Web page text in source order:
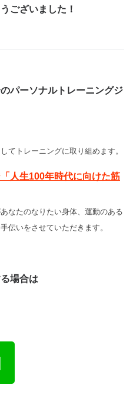
ございました！
パーソナルトレーニングジ
てトレーニングに取り組めます。
人生100年時代に向けた筋
なたのなりたい身体、運動のある
伝いをさせていただきます。
場合は